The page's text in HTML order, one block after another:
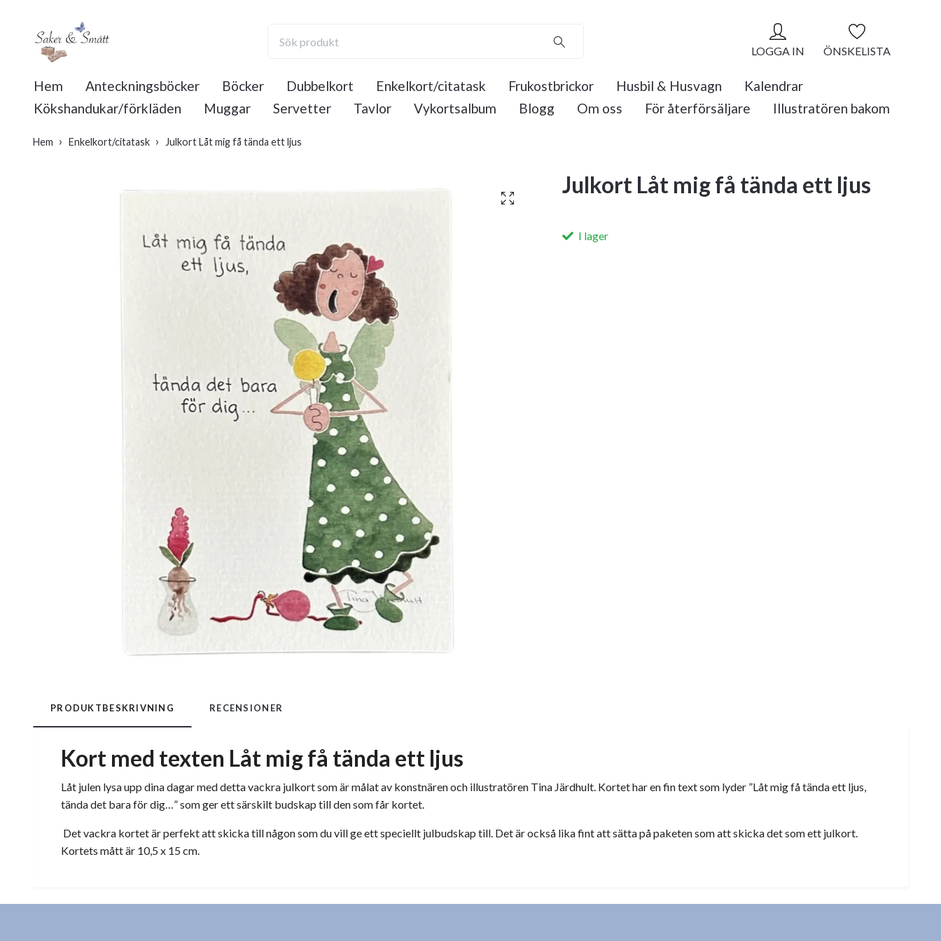
LOGGA IN ÖNSKELISTA
Hem Anteckningsböcker Böcker Dubbelkort Enkelkort/citatask Frukostbrickor Husbil & Husvagn
Kalendrar
Kökshandukar/förkläden
Muggar Servetter Tavlor Vykortsalbum Blogg Om oss För återförsäljare Illustratören bakom
Hem Enkelkort/citatask Julkort Låt mig få tända ett ljus
Julkort Låt mig få tända ett ljus
I lager
PRODUKTBESKRIVNING RECENSIONER
Kort med texten Låt mig få tända ett ljus
Låt julen lysa upp dina dagar med detta vackra julkort som är målat av konstnären och illustratören Tina Järdhult. Kortet har en fin text som lyder ”Låt mig få tända ett ljus,
tända det bara för dig…” som ger ett särskilt budskap till den som får kortet.
Det vackra kortet är perfekt att skicka till någon som du vill ge ett speciellt julbudskap till. Det är också lika fint att sätta på paketen som att skicka det som ett julkort.
Kortets mått är 10,5 x 15 cm.